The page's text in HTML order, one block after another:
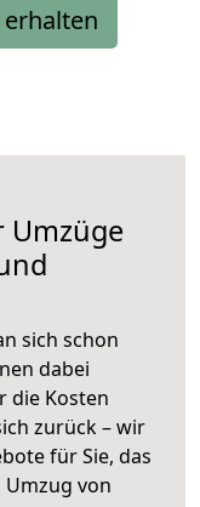
Umzüge
sich schon
dabei
die Kosten
zurück – wir
für Sie, das
von